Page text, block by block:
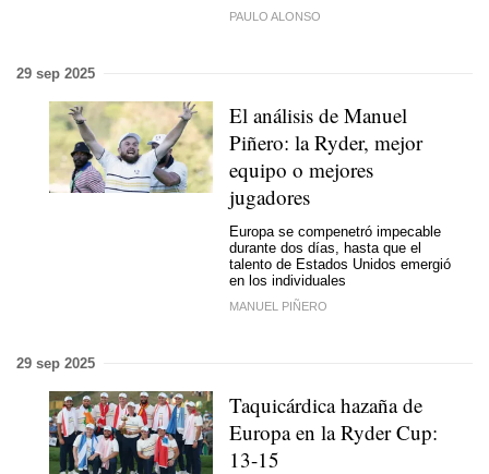
PAULO ALONSO
29 sep 2025
El análisis de Manuel
Piñero: la Ryder, mejor
equipo o mejores
jugadores
Europa se compenetró impecable
durante dos días, hasta que el
talento de Estados Unidos emergió
en los individuales
MANUEL PIÑERO
29 sep 2025
Taquicárdica hazaña de
Europa en la Ryder Cup:
13-15